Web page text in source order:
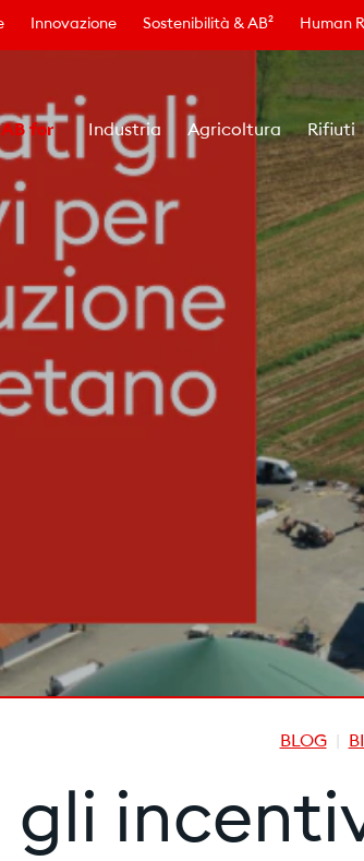
Innovazione Sostenibilità & AB² Human
AB for Industria Agricoltura Rifiuti
BLOG